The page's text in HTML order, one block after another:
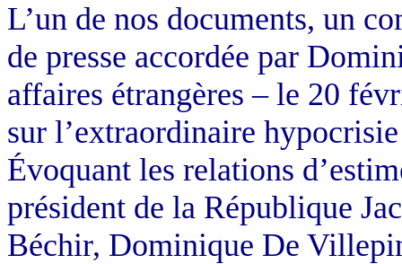
L’un de nos documents, un
de presse accordée par
affaires étrangères – le 20
sur l’extraordinaire
Évoquant les relations
président de la République
Béchir, Dominique De